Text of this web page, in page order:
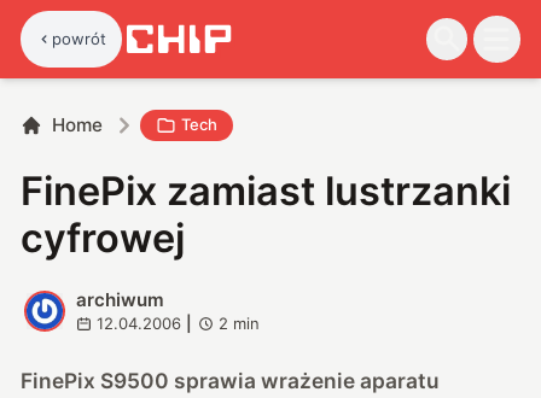
powrót
Home Tech
FinePix zamiast lustrzanki
cyfrowej
A
archiwum
12.04.2006 2 min
FinePix S9500 sprawia wrażenie aparatu